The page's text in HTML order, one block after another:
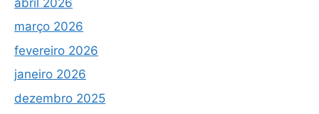
março 2026
fevereiro 2026
janeiro 2026
dezembro 2025